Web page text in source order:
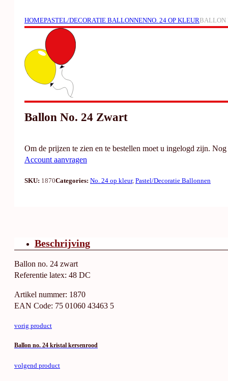
HOMEPASTEL/DECORATIE BALLONNENNO. 24 OP KLEURBALLON
Ballon No. 24 Zwart
Om de prijzen te zien en te bestellen moet u ingelogd zijn. Nog
Account aanvragen
SKU: 1870Categories: No. 24 op kleur, Pastel/Decoratie Ballonnen
Beschrijving
Ballon no. 24 zwart
Referentie latex: 48 DC
Artikel nummer: 1870
EAN Code: 75 01060 43463 5
vorig product
Ballon no. 24 kristal kersenrood
volgend product